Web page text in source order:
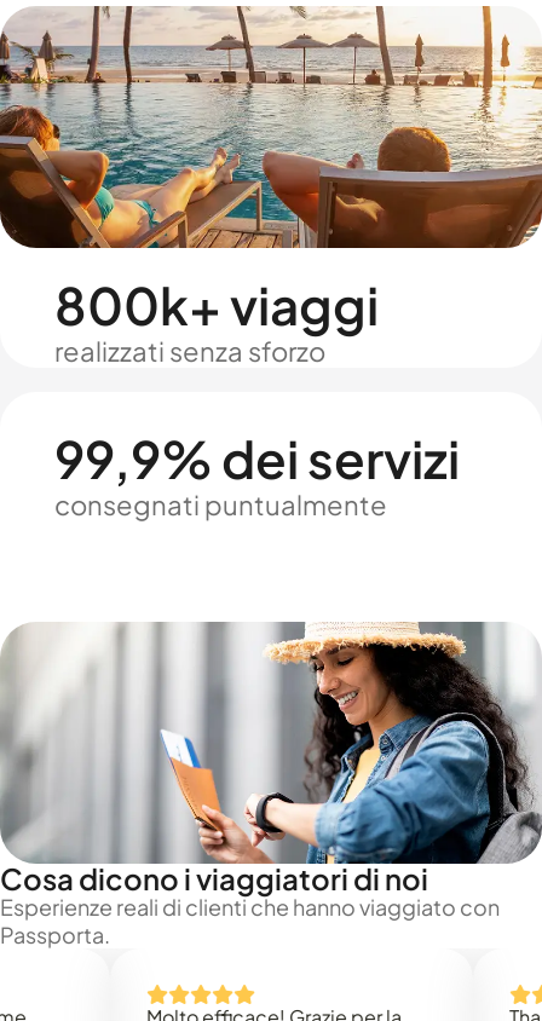
800k+ viaggi
realizzati senza sforzo
99,9% dei servizi
consegnati puntualmente
Cosa dicono i viaggiatori di noi
Esperienze reali di clienti che hanno viaggiato con
Passporta.